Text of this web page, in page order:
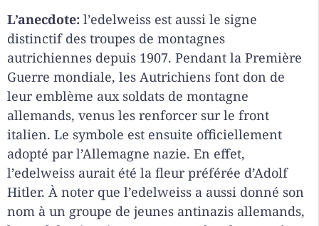
L’anecdote: l’edelweiss est aussi le signe
distinctif des troupes de montagnes
autrichiennes depuis 1907. Pendant la Première
Guerre mondiale, les Autrichiens font don de
leur emblème aux soldats de montagne
allemands, venus les renforcer sur le front
italien. Le symbole est ensuite officiellement
adopté par l’Allemagne nazie. En effet,
l’edelweiss aurait été la fleur préférée d’Adolf
Hitler. À noter que l’edelweiss a aussi donné son
nom à un groupe de jeunes antinazis allemands,